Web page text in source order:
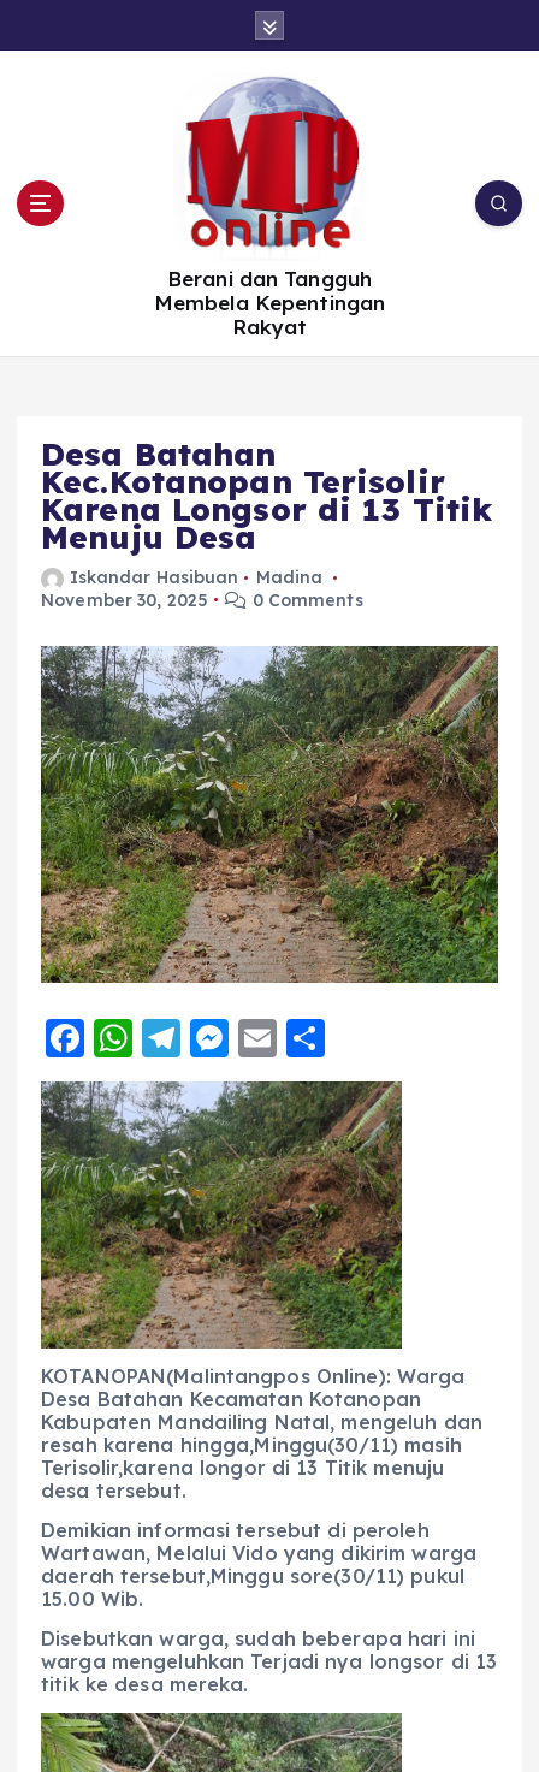
Berani dan Tangguh
Membela Kepentingan
Rakyat
Desa Batahan
Kec.Kotanopan Terisolir
Karena Longsor di 13 Titik
Menuju Desa
Iskandar Hasibuan
Madina
November 30, 2025
0 Comments
F
a
c
e
b
o
o
k
W
h
a
ts
A
p
p
T
el
e
g
r
a
m
M
e
ss
e
n
g
er
E
m
ai
l
h
a
re
KOTANOPAN(Malintangpos Online): Warga
Desa Batahan Kecamatan Kotanopan
Kabupaten Mandailing Natal, mengeluh dan
resah karena hingga,Minggu(30/11) masih
Terisolir,karena longor di 13 Titik menuju
desa tersebut.
Demikian informasi tersebut di peroleh
Wartawan, Melalui Vido yang dikirim warga
daerah tersebut,Minggu sore(30/11) pukul
15.00 Wib.
Disebutkan warga, sudah beberapa hari ini
warga mengeluhkan Terjadi nya longsor di 13
titik ke desa mereka.